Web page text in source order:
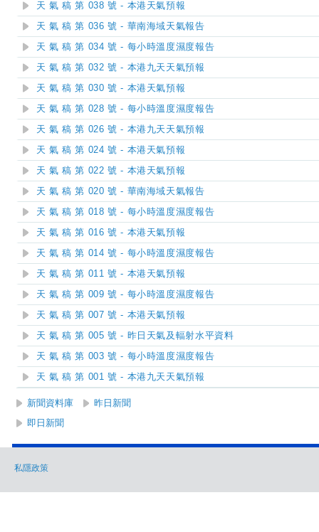
天 氣 稿 第 038 號 - 本港天氣預報
天 氣 稿 第 036 號 - 華南海域天氣報告
天 氣 稿 第 034 號 - 每小時溫度濕度報告
天 氣 稿 第 032 號 - 本港九天天氣預報
天 氣 稿 第 030 號 - 本港天氣預報
天 氣 稿 第 028 號 - 每小時溫度濕度報告
天 氣 稿 第 026 號 - 本港九天天氣預報
天 氣 稿 第 024 號 - 本港天氣預報
天 氣 稿 第 022 號 - 本港天氣預報
天 氣 稿 第 020 號 - 華南海域天氣報告
天 氣 稿 第 018 號 - 每小時溫度濕度報告
天 氣 稿 第 016 號 - 本港天氣預報
天 氣 稿 第 014 號 - 每小時溫度濕度報告
天 氣 稿 第 011 號 - 本港天氣預報
天 氣 稿 第 009 號 - 每小時溫度濕度報告
天 氣 稿 第 007 號 - 本港天氣預報
天 氣 稿 第 005 號 - 昨日天氣及輻射水平資料
天 氣 稿 第 003 號 - 每小時溫度濕度報告
天 氣 稿 第 001 號 - 本港九天天氣預報
新聞資料庫
昨日新聞
即日新聞
私隱政策